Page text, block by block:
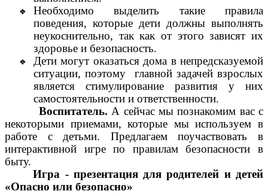
Необходимо выделить такие правила
поведения, которые дети должны выполнять
неукоснительно, так как от этого зависят их
здоровье и безопасность.
Дети могут оказаться дома в непредсказуемой
ситуации, поэтому главной задачей взрослых
является стимулирование развития у них
самостоятельности и ответственности.
Воспитатель.А сейчас мы познакомим вас с
некоторыми приемами, которые мы используем в
работе с детьми. Предлагаем поучаствовать в
интерактивной игре по правилам безопасности в
быту.
Игра - презентация для родителей и детей
«Опасно или безопасно»